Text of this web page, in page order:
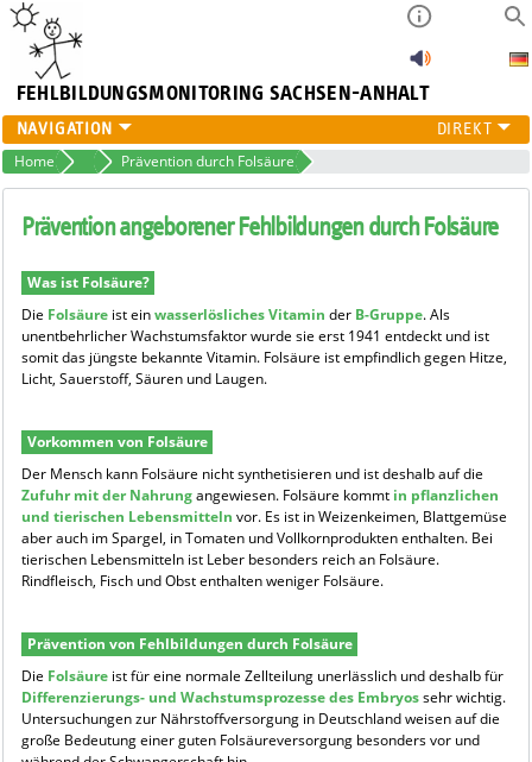
FEHLBILDUNGSMONITORING SACHSEN-ANHALT
FEHLBILDUNGSMONITORING
HÖRSCREENING
PROJEKTE
PUBLIKATIONEN
Home FolsäurePrävention durch Folsäure
Prävention angeborener Fehlbildungen durch Folsäure
Was ist Folsäure?
Die Folsäureist einwasserlösliches Vitamin der B-Gruppe. Als
unentbehrlicher Wachstumsfaktor wurde sie erst 1941 entdeckt und ist
somit das jüngste bekannte Vitamin. Folsäure ist empfindlich gegen Hitze,
Licht, Sauerstoff, Säuren und Laugen.
Vorkommen von Folsäure
Der Mensch kann Folsäure nicht synthetisieren und ist deshalb auf die
Zufuhr mit der Nahrungangewiesen. Folsäure kommt in pflanzlichen
und tierischen Lebensmitteln vor. Es ist in Weizenkeimen, Blattgemüse
aber auch im Spargel, in Tomaten und Vollkornprodukten enthalten. Bei
tierischen Lebensmitteln ist Leber besonders reich an Folsäure.
Rindfleisch, Fisch und Obst enthalten weniger Folsäure.
Prävention von Fehlbildungen durch Folsäure
Die Folsäureist für eine normale Zellteilung unerlässlich und deshalb für
Differenzierungs- und Wachstumsprozesse des Embryossehr wichtig.
Untersuchungen zur Nährstoffversorgung in Deutschland weisen auf die
große Bedeutung einer guten Folsäureversorgung besonders vor und